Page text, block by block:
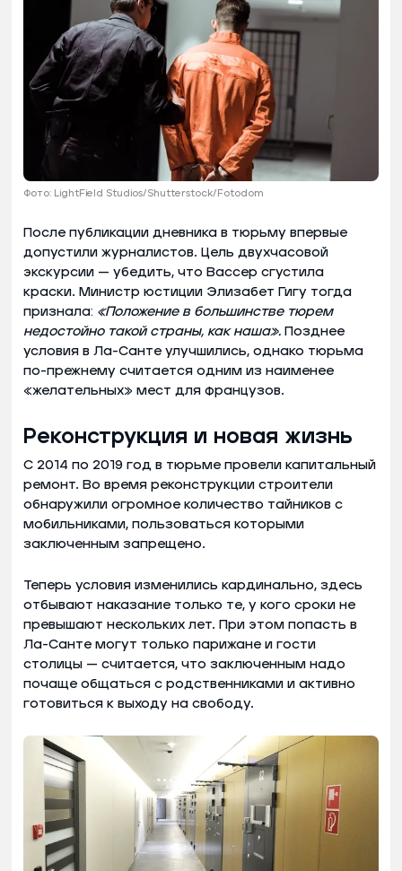
Фото: LightField Studios/Shutterstock/Fotodom
После публикации дневника в тюрьму впервые
допустили журналистов. Цель двухчасовой
экскурсии — убедить, что Вассер сгустила
краски. Министр юстиции Элизабет Гигу тогда
признала: «Положение в большинстве тюрем
недостойно такой страны, как наша». Позднее
условия в Ла-Санте улучшились, однако тюрьма
по-прежнему считается одним из наименее
«желательных» мест для французов.
Реконструкция и новая жизнь
С 2014 по 2019 год в тюрьме провели капитальный
ремонт. Во время реконструкции строители
обнаружили огромное количество тайников с
мобильниками, пользоваться которыми
заключенным запрещено.
Теперь условия изменились кардинально, здесь
отбывают наказание только те, у кого сроки не
превышают нескольких лет. При этом попасть в
Ла-Санте могут только парижане и гости
столицы — считается, что заключенным надо
почаще общаться с родственниками и активно
готовиться к выходу на свободу.